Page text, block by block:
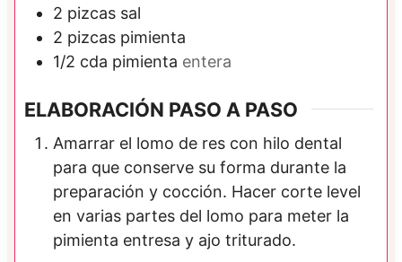
2 pizcas sal
2 pizcas pimienta
1/2 cda pimienta entera
ELABORACIÓN PASO A PASO
Amarrar el lomo de res con hilo dental
para que conserve su forma durante la
preparación y cocción. Hacer corte level
en varias partes del lomo para meter la
pimienta entresa y ajo triturado.